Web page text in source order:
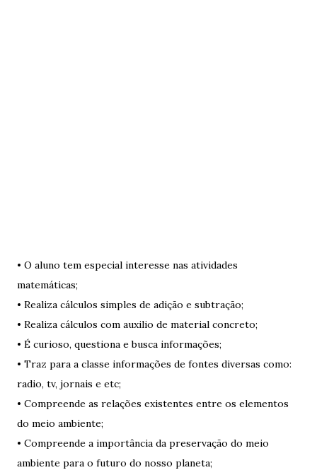
• O aluno tem especial interesse nas atividades
matemáticas;
• Realiza cálculos simples de adição e subtração;
• Realiza cálculos com auxilio de material concreto;
• É curioso, questiona e busca informações;
• Traz para a classe informações de fontes diversas como:
radio, tv, jornais e etc;
• Compreende as relações existentes entre os elementos
do meio ambiente;
• Compreende a importância da preservação do meio
ambiente para o futuro do nosso planeta;